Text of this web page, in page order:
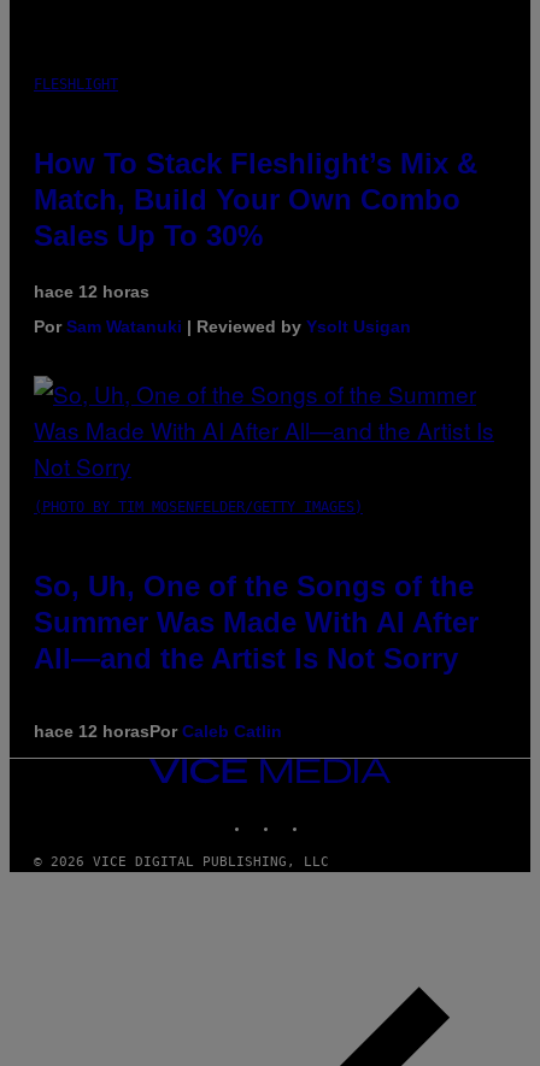
FLESHLIGHT
How To Stack Fleshlight’s Mix &
Match, Build Your Own Combo
Sales Up To 30%
hace 12 horas
PorSam Watanuki | Reviewed by Ysolt Usigan
(PHOTO BY TIM MOSENFELDER/GETTY IMAGES)
So, Uh, One of the Songs of the
Summer Was Made With AI After
All—and the Artist Is Not Sorry
hace 12 horasPorCaleb Catlin
VICE
MEDIA
© 2026 VICE DIGITAL PUBLISHING, LLC